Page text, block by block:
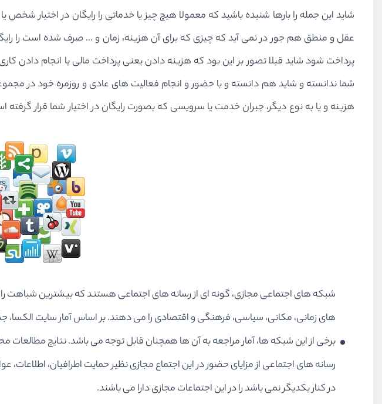
شاید این جمله را بارها شنیده باشید که معمولا هیچ چیز یا خدماتی را رایگان در
عقل و منطق هم جور در نمی آید که چیزی که برای آن هزینه، زمان و … صرف شده است را
پرداخت شود شاید قبلا تصور بر این بود که هزینه دادن یعنی پرداخت مالی یا انجام
شما ندانسته و شاید هم دانسته و با حضور و انجام فعالیت های عادی و روزمره خود در
هزینه و یا به نوع دیگر، جبران خدمت یا سرویسی که بصورت رایگان در اختیار شما قرار گرفته
شبکه های اجتماعی مجازی، گونه ای از رسانه های اجتماعی هستند که بیشترین شباهت را به
های زمانی، مکانی، سیاسی، فرهنگی و اقتصادی را می دهند. بر اساس آمار سایت الکسا،
برخی از این شبکه ها، آمار مراجعه به آن ها همچنان قابل توجه می باشد. نتایج
رسانه های اجتماعی از مزایای حضور در این اجتماع مجازی نظیر حمایت اطرافیان،
در کنار یکدیگر نمی باشد را در این اجتماعات مجازی دارا می باشند.